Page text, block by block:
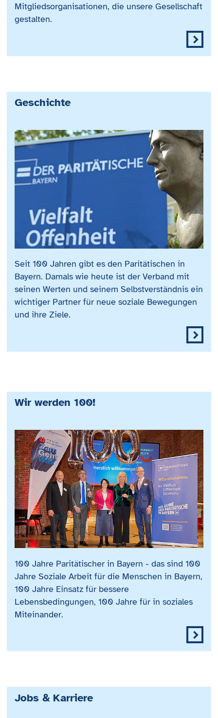
Mitgliedsorganisationen, die unsere Gesellschaft
gestalten.
Geschichte
Seit 100 Jahren gibt es den Paritätischen in
Bayern. Damals wie heute ist der Verband mit
seinen Werten und seinem Selbstverständnis ein
wichtiger Partner für neue soziale Bewegungen
und ihre Ziele.
Wir werden 100!
100 Jahre Paritätischer in Bayern - das sind 100
Jahre Soziale Arbeit für die Menschen in Bayern,
100 Jahre Einsatz für bessere
Lebensbedingungen, 100 Jahre für in soziales
Miteinander.
Jobs & Karriere